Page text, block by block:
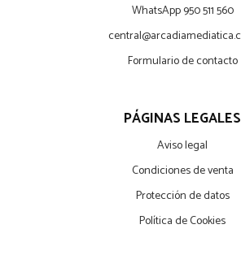
WhatsApp 950 511 560
Formulario de contacto
PÁGINAS LEGALES
Aviso legal
Condiciones de venta
Protección de datos
Política de Cookies